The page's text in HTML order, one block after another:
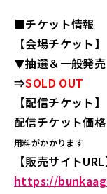
■チケット情報
【会場チケット】
▼抽選＆一般発売
⇒SOLD OUT
【配信チケット】
配信チケット価
用料がかかります
【販売サイトURL
https://